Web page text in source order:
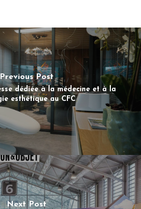
Post
dédiée à la médecine et à la
esthétique au CFC
Next Post